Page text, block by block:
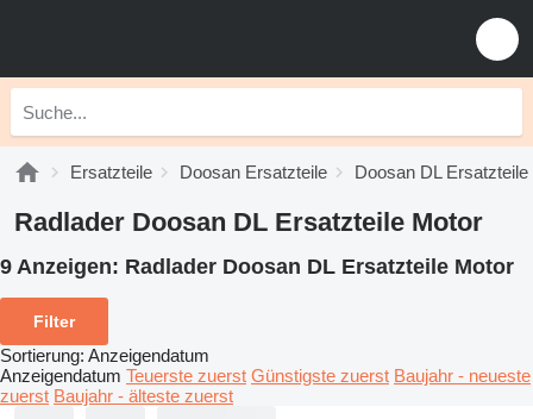
Ersatzteile Doosan Ersatzteile Doosan DL Ersatzteile
Radlader Doosan DL Ersatzteile Motor
9 Anzeigen: Radlader Doosan DL Ersatzteile Motor
Filter
Sortierung: Anzeigendatum
Anzeigendatum Teuerste zuerst Günstigste zuerst Baujahr - neueste
zuerst Baujahr - älteste zuerst